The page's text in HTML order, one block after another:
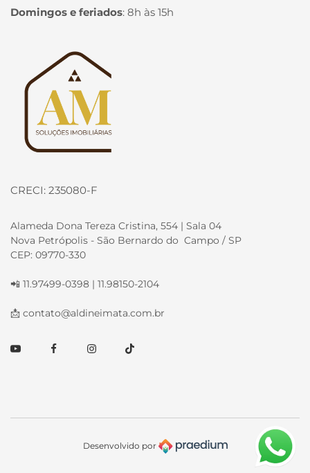
Domingos e feriados: 8h às 15h
Página inicial
CRECI: 235080-F
Alameda Dona Tereza Cristina, 554 | Sala 04
Nova Petrópolis - São Bernardo do Campo / SP
CEP: 09770-330
📲 11.97499-0398 | 11.98150-2104
📩 contato@aldineimata.com.br
YoutubeFacebookInstagramTikTok
Desenvolvido por